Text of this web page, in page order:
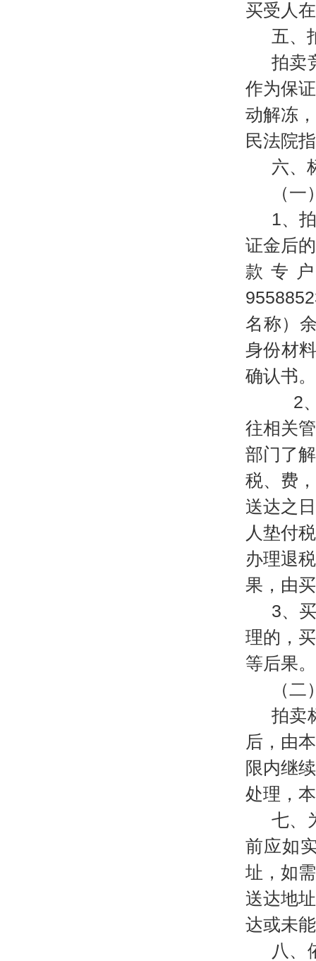
买受人
五、
拍卖
作为保
动解冻
民法院
六、
（
1、
证金后
款专
名称）
身份材
确认书。
2、
往相关
部门了
税、费
送达之
人垫付
办理退
果，由
3、
理的，
等后果。
（
拍卖
后，由
限内继
处理，
七、
前应如
址，如
送达地
达或未
八、